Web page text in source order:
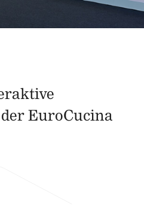
EuroCucina